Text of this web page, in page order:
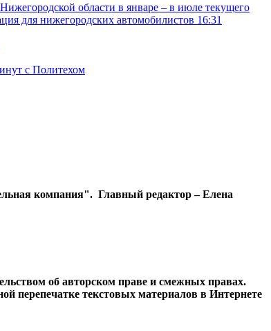
области в январе – в июле текущего
для нижегородских автомобилистов 16:31
с Политехом
компания". Главный редактор – Елена
об авторском праве и смежных правах.
перепечатке текстовых материалов в Интернете